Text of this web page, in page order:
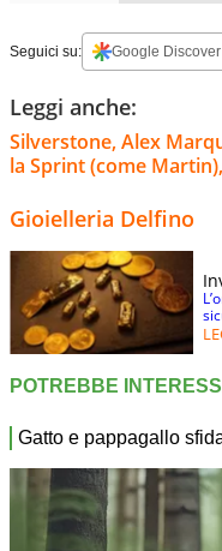
Seguici su: Google Discover
Leggi anche:
Silverstone, Alex
la Sprint (come
Gioielleria Delfino